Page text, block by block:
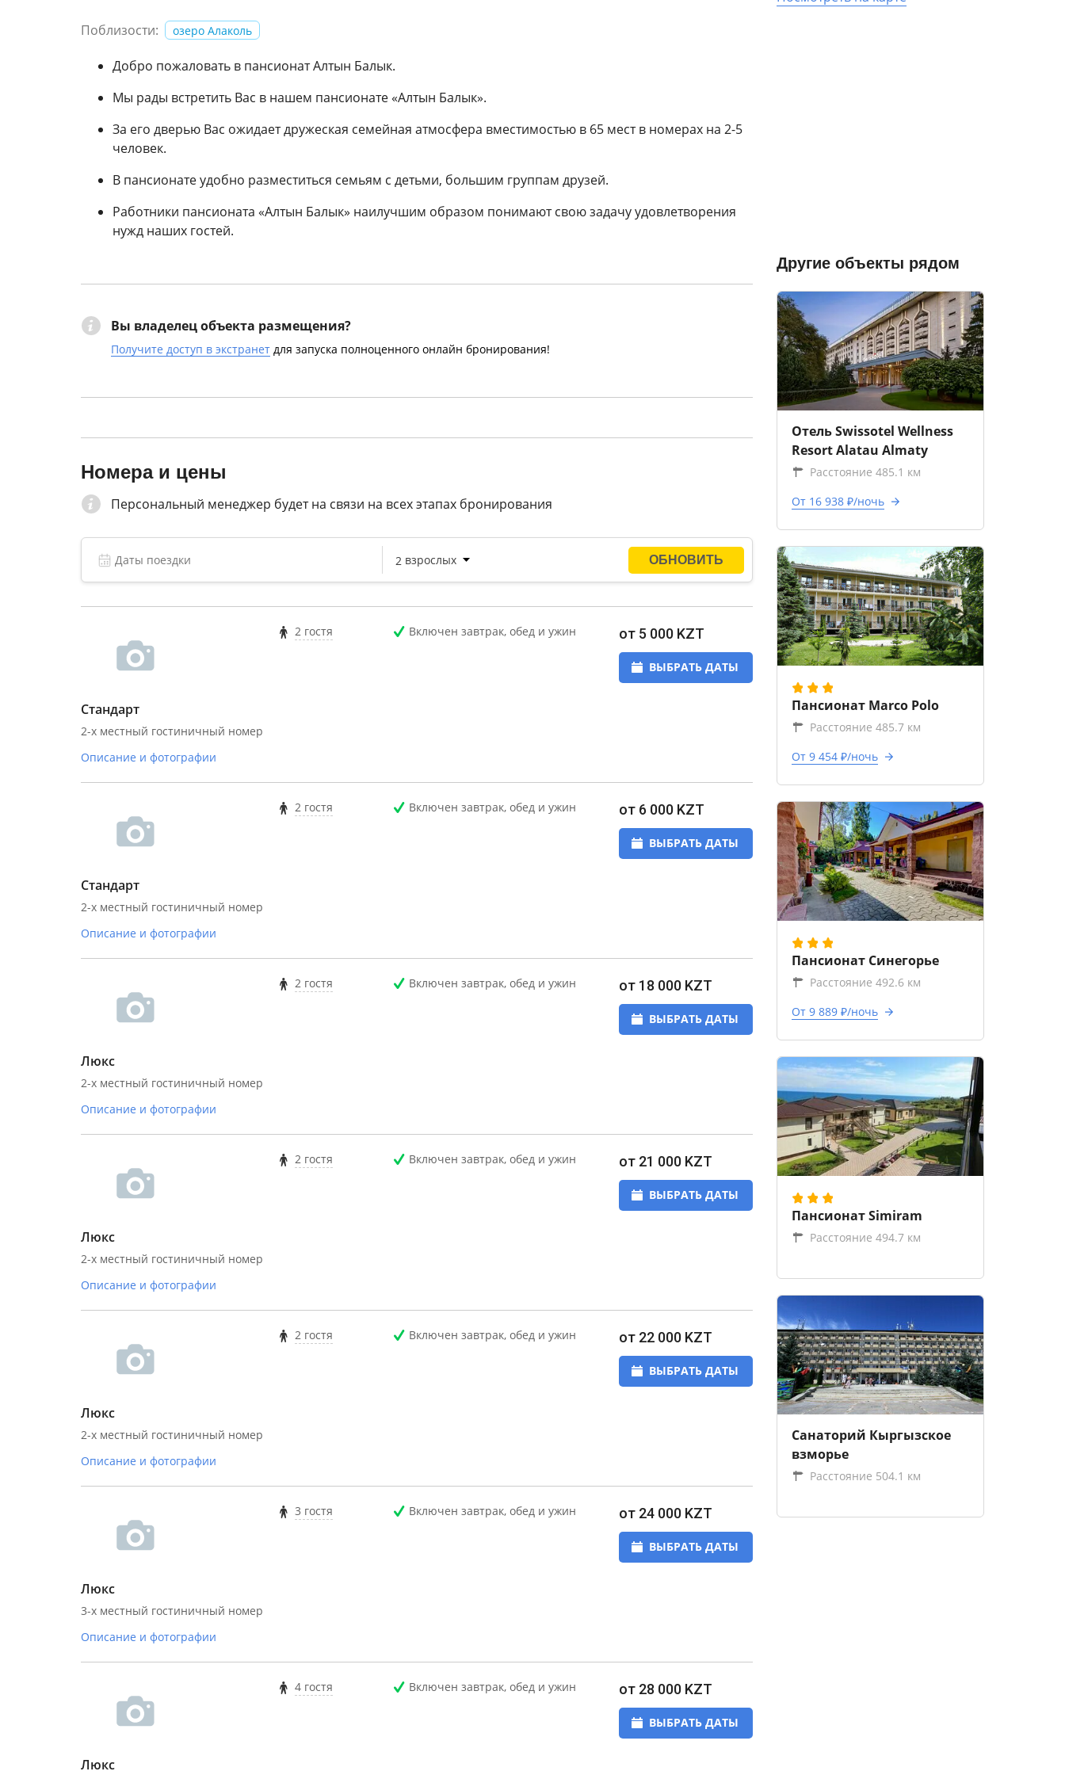
Поблизости: озеро Алаколь
Добро пожаловать в пансионат Алтын Балык.
Мы рады встретить Вас в нашем пансионате «Алтын Балык».
За его дверью Вас ожидает дружеская семейная атмосфера вместимостью в 65 мест в номерах на 2-5
человек.
В пансионате удобно разместиться семьям с детьми, большим группам друзей.
Работники пансионата «Алтын Балык» наилучшим образом понимают свою задачу удовлетворения
нужд наших гостей.
Вы владелец объекта размещения?
Получите доступ в экстранет для запуска полноценного онлайн бронирования!
Номера и цены
Персональный менеджер будет на связи на всех этапах бронирования
Стандарт
2-х местный гостиничный номер
Описание и фотографии
2 гостя Включен завтрак, обед и ужин от 5 000 KZT
ВЫБРАТЬ ДАТЫ
Стандарт
2-х местный гостиничный номер
Описание и фотографии
2 гостя Включен завтрак, обед и ужин от 6 000 KZT
ВЫБРАТЬ ДАТЫ
Люкс
2-х местный гостиничный номер
Описание и фотографии
2 гостя Включен завтрак, обед и ужин от 18 000 KZT
ВЫБРАТЬ ДАТЫ
Люкс
2-х местный гостиничный номер
Описание и фотографии
2 гостя Включен завтрак, обед и ужин от 21 000 KZT
ВЫБРАТЬ ДАТЫ
Люкс
2-х местный гостиничный номер
Описание и фотографии
2 гостя Включен завтрак, обед и ужин от 22 000 KZT
ВЫБРАТЬ ДАТЫ
Люкс
3-х местный гостиничный номер
Описание и фотографии
3 гостя Включен завтрак, обед и ужин от 24 000 KZT
ВЫБРАТЬ ДАТЫ
Люкс
4 гостя Включен завтрак, обед и ужин от 28 000 KZT
ВЫБРАТЬ ДАТЫ
Другие объекты рядом
Отель Swissotel Wellness
Resort Alatau Almaty
Расстояние 485.1 км
От 16 938 ₽/ночь
Пансионат Marco Polo
Расстояние 485.7 км
От 9 454 ₽/ночь
Пансионат Синегорье
Расстояние 492.6 км
От 9 889 ₽/ночь
Пансионат Simiram
Расстояние 494.7 км
Санаторий Кыргызское
взморье
Расстояние 504.1 км